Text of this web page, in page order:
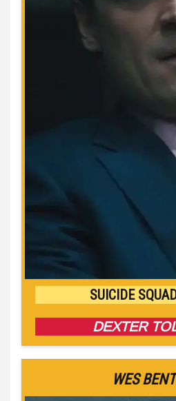
SUICIDE
DEXTER
WES